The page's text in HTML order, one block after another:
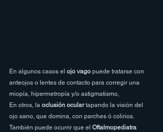
En algunos casos el ojo vago puede tratarse con
anteojos o lentes de contacto para corregir una
miopía, hipermetropía y/o astigmatismo,
En otros, la oclusión ocular tapando la visión del
ojo sano, que domina, con parches ó colirios.
También puede ocurrir que el Oftalmopediatra